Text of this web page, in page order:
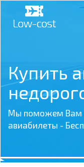
Купить
Мы поможем Вам
авиабилеты -